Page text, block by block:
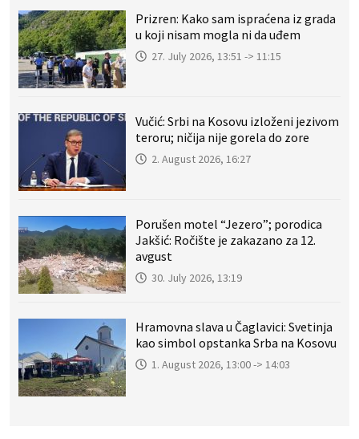
Prizren: Kako sam ispraćena iz grada
u koji nisam mogla ni da uđem
27. July 2026, 13:51 -> 11:15
Vučić: Srbi na Kosovu izloženi jezivom
teroru; ničija nije gorela do zore
2. August 2026, 16:27
Porušen motel “Jezero”; porodica
Jakšić: Ročište je zakazano za 12.
avgust
30. July 2026, 13:19
Hramovna slava u Čaglavici: Svetinja
kao simbol opstanka Srba na Kosovu
1. August 2026, 13:00 -> 14:03